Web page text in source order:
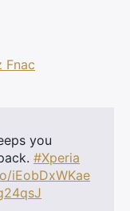
Fnac
you
#Xperia
iEobDxWKae